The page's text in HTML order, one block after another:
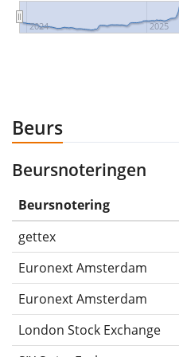
2024 2025
Beurs
Beursnoteringen
Beursnotering
gettex
Euronext Amsterdam
Euronext Amsterdam
London Stock Exchange